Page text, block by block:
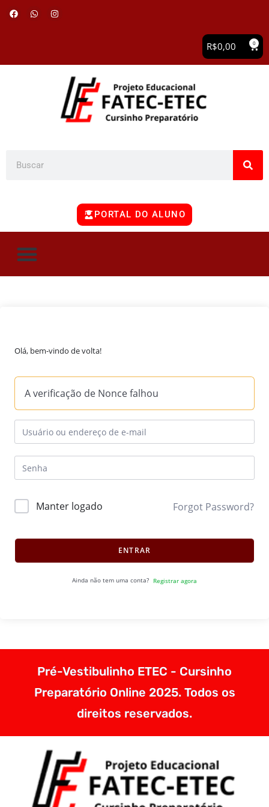
R$0,00 0
PORTAL DO ALUNO
Olá, bem-vindo de volta!
A verificação de Nonce falhou
Manter logado Forgot Password?
ENTRAR
Ainda não tem uma conta? Registrar agora
Pré-Vestibulinho ETEC - Cursinho
Preparatório Online 2025. Todos os
direitos reservados.